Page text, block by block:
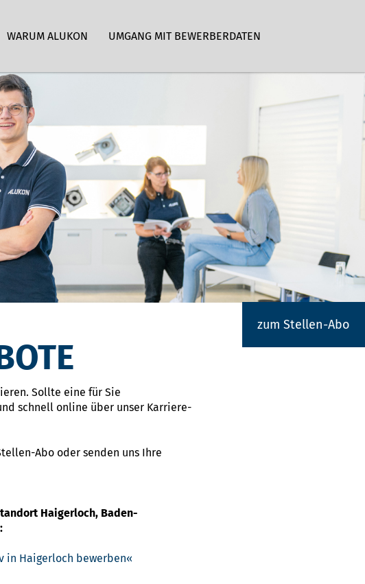
WARUM ALUKON UMGANG MIT BEWERBERDATEN
Sollte eine für Sie
schnell online über unser Karriere-
Abo oder senden uns Ihre
Haigerloch, Baden-
in Haigerloch bewerben
zum Stellen-Abo